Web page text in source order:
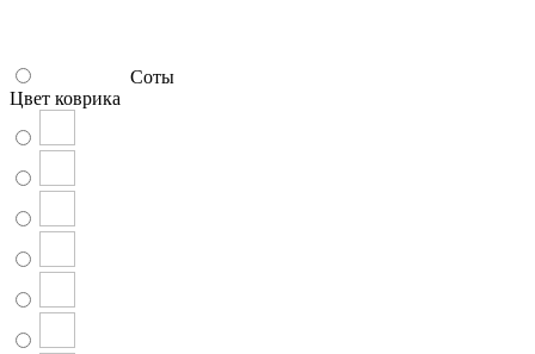
Соты
Цвет коврика